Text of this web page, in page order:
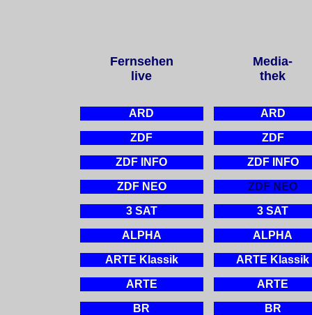
Fernsehen
live
Media-
thek
ARD ARD
ZDF ZDF
ZDF INFO ZDF INFO
ZDF NEO ZDF NEO
3 SAT 3 SAT
ALPHA ALPHA
ARTE Klassik ARTE Klassik
ARTE ARTE
BR BR